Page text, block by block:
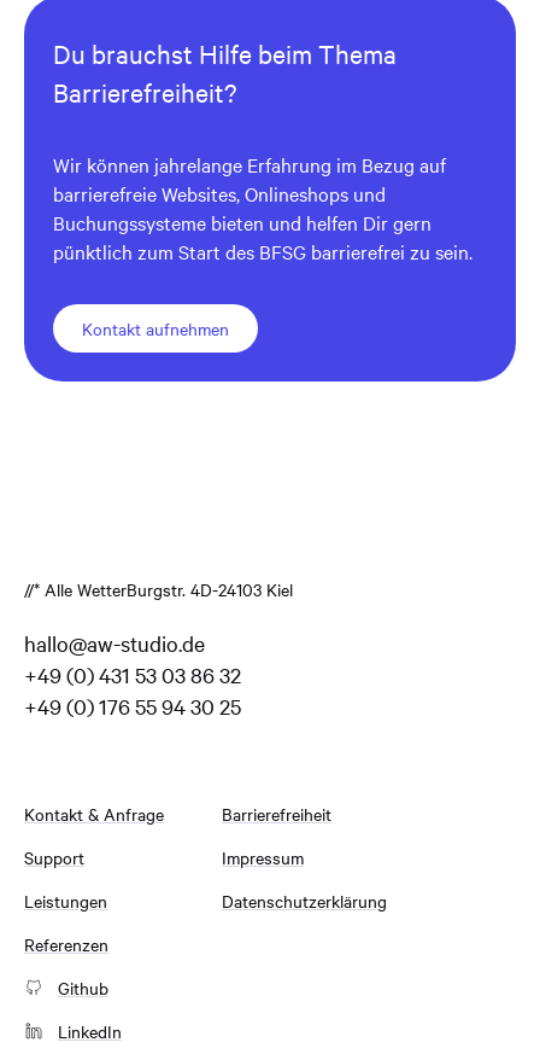
Du brauchst Hilfe beim Thema
Barrierefreiheit?
Wir können jahrelange Erfahrung im Bezug auf
barrierefreie Websites, Onlineshops und
Buchungssysteme bieten und helfen Dir gern
pünktlich zum Start des BFSG barrierefrei zu sein.
Kontakt aufnehmen
//* Alle WetterBurgstr. 4D-24103 Kiel
hallo@aw-studio.de
+49 (0) 431 53 03 86 32
+49 (0) 176 55 94 30 25
Kontakt & Anfrage
Support
Leistungen
Referenzen
Barrierefreiheit
Impressum
Datenschutzerklärung
Github
LinkedIn